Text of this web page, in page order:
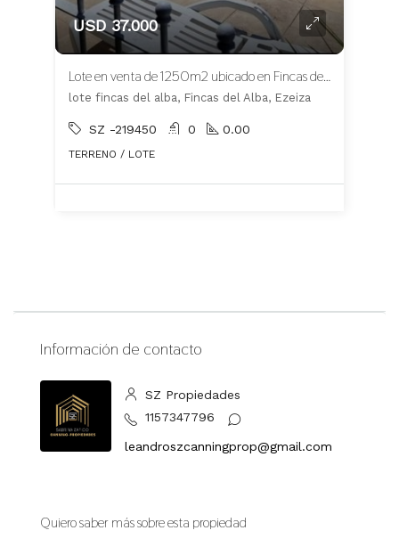
USD 37.000
Lote en venta de 1250m2 ubicado en Fincas del Alba
lote fincas del alba, Fincas del Alba, Ezeiza
SZ -219450 0 0.00
TERRENO / LOTE
Información de contacto
SZ Propiedades
1157347796
leandroszcanningprop@gmail.com
Quiero saber más sobre esta propiedad